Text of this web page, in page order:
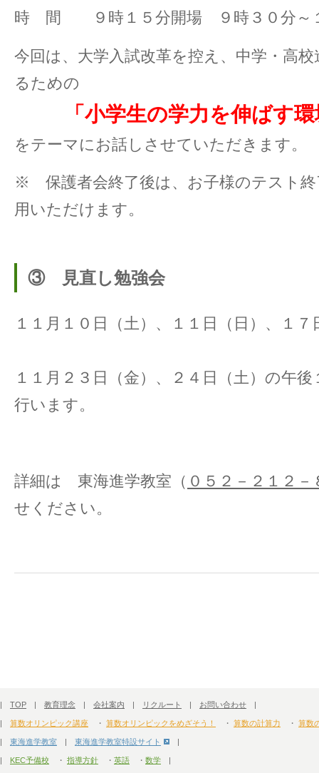
時 間 ９時１５分開場 ９時３０分～
今回は、大学入試改革を控え、中学・高
るための
「小学生の学力を伸ばす
をテーマにお話しさせていただきます。
※ 保護者会終了後は、お子様のテスト終
用いただけます。
③ 見直し勉強会
１１月１０日（土）、１１日（日）、１
１１月２３日（金）、２４日（土）の午
行います。
詳細は 東海進学教室（ ０５２－２１２－
せください。
| TOP | 教育理念 | 会社案内 | リクルート | お問い合わせ |
| 算数オリンピック講座 ・ 算数オリンピックをめざそう！ ・ 算数の計算力 ・ 算数
| 東海進学教室 | 東海進学教室特設サイト |
| KEC予備校 ・ 指導方針 ・ 英語 ・ 数学 |